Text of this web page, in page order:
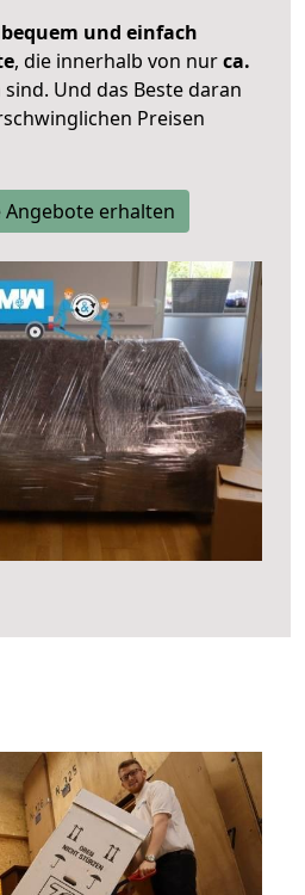
und einfach
, die innerhalb von nurca.
Und das Beste daran
Preisen
Angebote erhalten